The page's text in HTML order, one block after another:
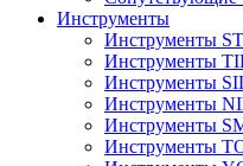
Инструменты
Инструменты
Инструменты
Инструменты
Инструменты
Инструменты
Инструменты